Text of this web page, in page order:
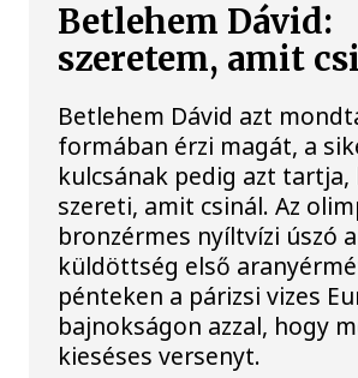
Betlehem Dávid:
szeretem, amit
Betlehem Dávid azt
formában érzi magát, a
kulcsának pedig azt tartja,
szereti, amit csinál. Az
bronzérmes nyíltvízi úszó
küldöttség első
pénteken a párizsi vizes
bajnokságon azzal, hogy
kieséses versenyt.